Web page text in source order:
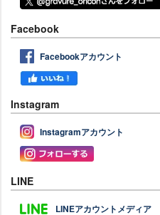
Facebook
Facebookアカウント
Instagram
Instagramアカウント
LINE
LINEアカウントメディア